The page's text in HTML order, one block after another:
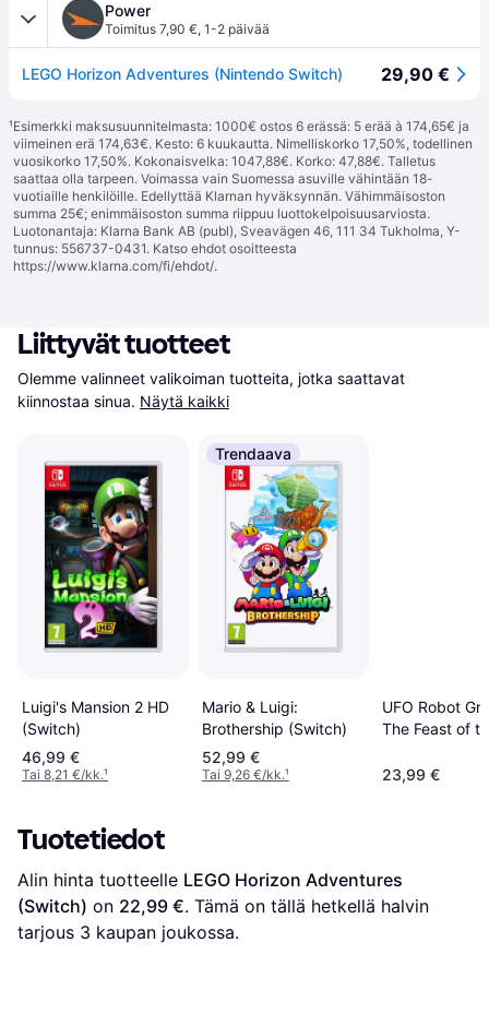
Power
Toimitus 7,90 €, 1-2 päivää
LEGO Horizon Adventures (Nintendo Switch) 29,90 €
¹Esimerkki maksusuunnitelmasta: 1000€ ostos 6 erässä: 5 erää à 174,65€ ja
viimeinen erä 174,63€. Kesto: 6 kuukautta. Nimelliskorko 17,50%, todellinen
vuosikorko 17,50%. Kokonaisvelka: 1047,88€. Korko: 47,88€. Talletus
saattaa olla tarpeen. Voimassa vain Suomessa asuville vähintään 18-
vuotiaille henkilöille. Edellyttää Klarnan hyväksynnän. Vähimmäisoston
summa 25€; enimmäisoston summa riippuu luottokelpoisuusarviosta.
Luotonantaja: Klarna Bank AB (publ), Sveavägen 46, 111 34 Tukholma, Y-
tunnus: 556737-0431. Katso ehdot osoitteesta
https://www.klarna.com/fi/ehdot/.
Liittyvät tuotteet
Olemme valinneet valikoiman tuotteita, jotka saattavat
kiinnostaa sinua. Näytä kaikki
Luigi's Mansion 2 HD
(Switch)
46,99 €
Tai 8,21 €/kk.¹
Trendaava
Mario & Luigi:
Brothership (Switch)
52,99 €
Tai 9,26 €/kk.¹
UFO Robot
The Feast of
23,99 €
Tuotetiedot
Alin hinta tuotteelle LEGO Horizon Adventures
(Switch) on 22,99 €. Tämä on tällä hetkellä halvin
tarjous 3 kaupan joukossa.